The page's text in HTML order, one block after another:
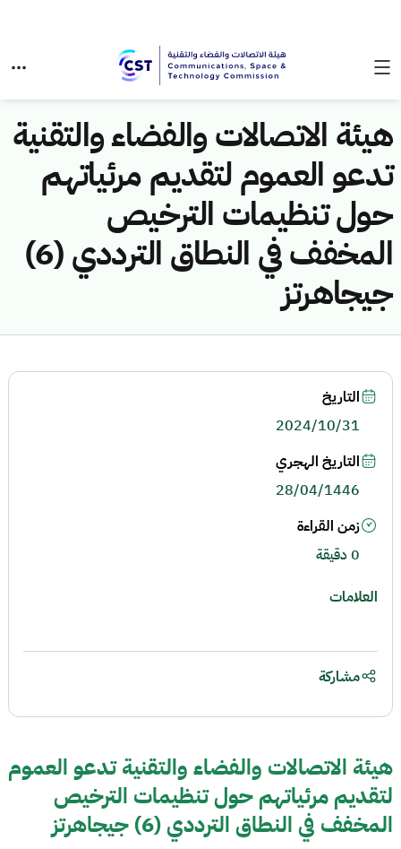
هيئة الاتصالات والفضاء والتقنية
تدعو العموم لتقديم مرئياتهم
حول تنظيمات الترخيص
المخفف في النطاق الترددي (6)
جيجاهرتز
هيئة الاتصالات والفضاء والتقنية تدعو العموم
لتقديم مرئياتهم حول تنظيمات الترخيص
المخفف في النطاق الترددي (6) جيجاهرتز
التاريخ
2024/10/31
التاريخ الهجري
28/04/1446
زمن القراءة
0 دقيقة
العلامات
مشاركة